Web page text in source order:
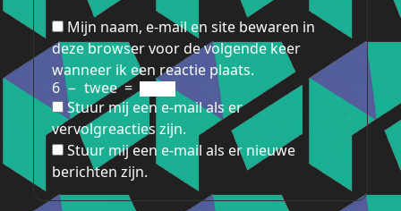
Mijn naam, e-mail en site bewaren in
deze browser voor de volgende keer
wanneer ik een reactie plaats.
6 − twee=
Stuur mij een e-mail als er
vervolgreacties zijn.
Stuur mij een e-mail als er nieuwe
berichten zijn.